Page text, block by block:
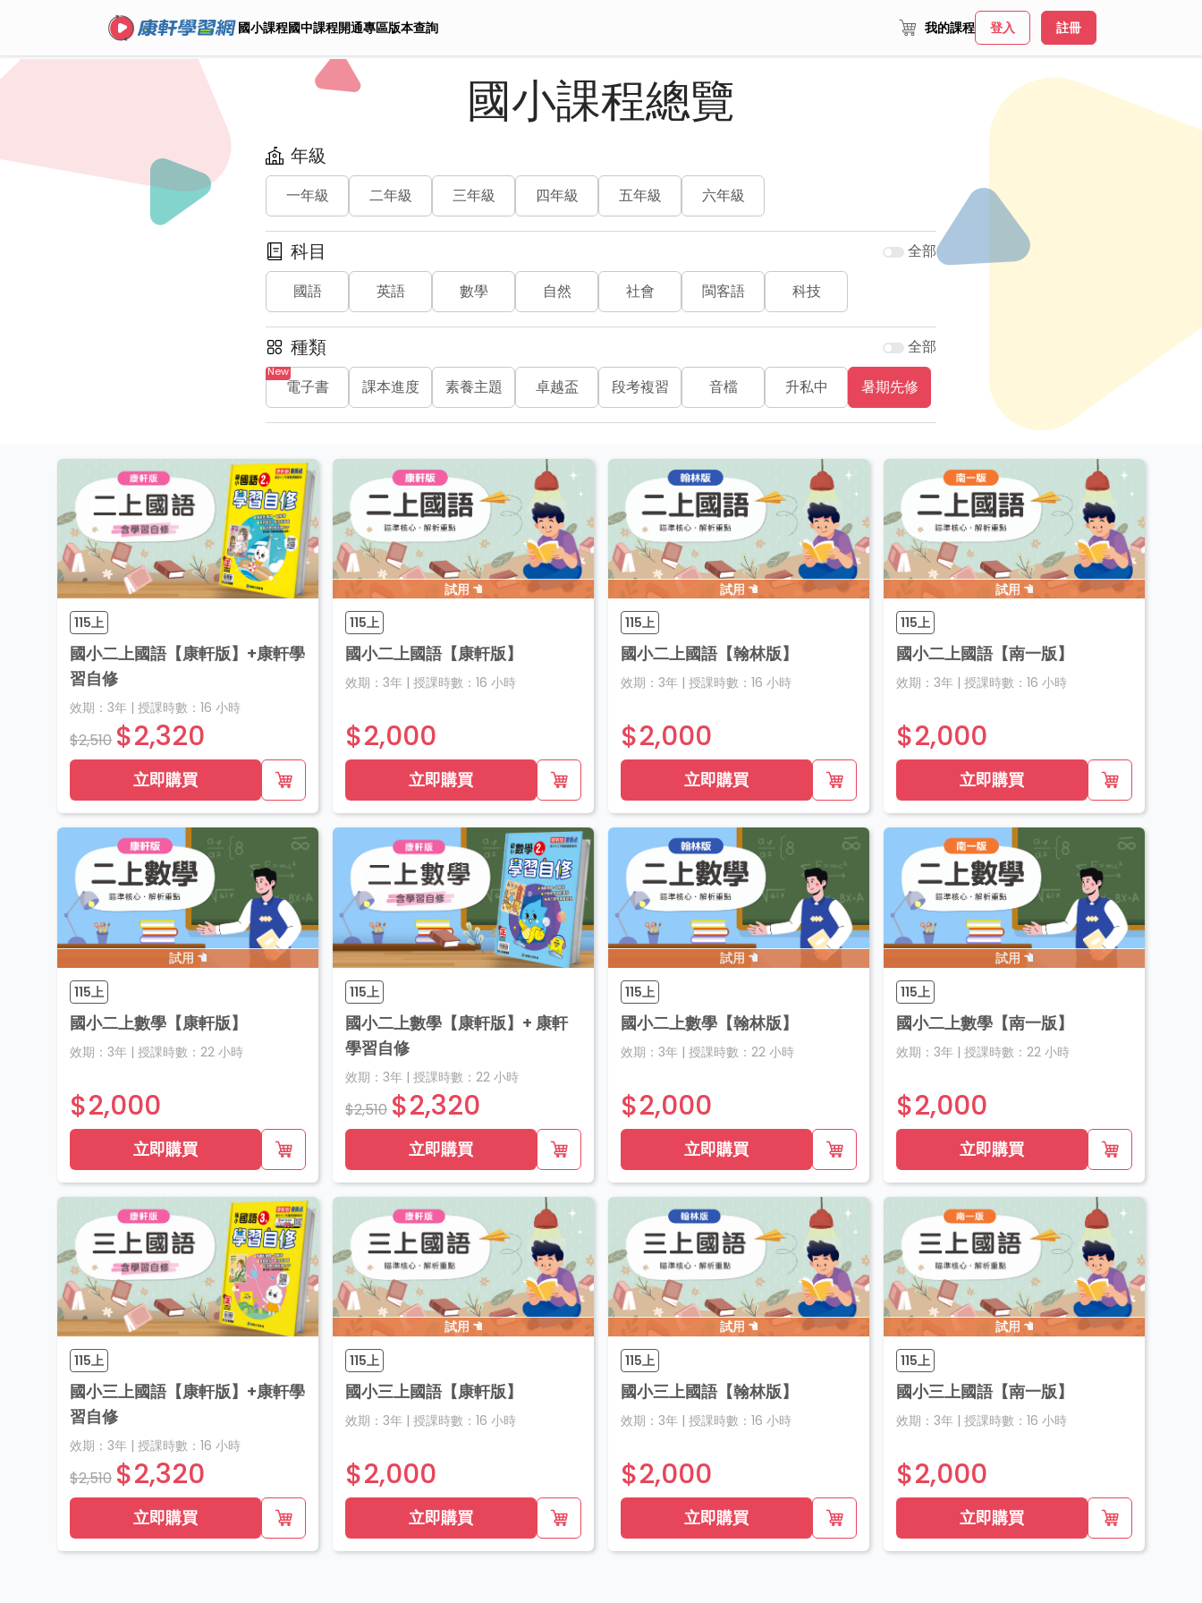
國小課程國中課程開通專區版本查詢 我的課程 登入 註冊
國小課程總覽
年級
一年級 二年級 三年級 四年級 五年級 六年級
科目
全部
國語
英語 數學 自然 社會 閩客語 科技
種類
全部
電子書
課本進度 素養主題 卓越盃 段考複習 音檔 升私中 暑期先修
115上
國小二上國語【康軒版】+康軒學
習自修
效期： 3年 | 授課時數： 16 小時
$2,510 $2,320
立即購買
試用
115上
國小二上國語【康軒版】
效期： 3年 | 授課時數： 16 小時
$2,000
立即購買
試用
115上
國小二上國語【翰林版】
效期： 3年 | 授課時數： 16 小時
$2,000
立即購買
試用
115上
國小二上國語【南一版】
效期： 3年 | 授課時數： 16 小時
$2,000
立即購買
試用
115上
國小二上數學【康軒版】
效期： 3年 | 授課時數： 22 小時
$2,000
立即購買
115上
國小二上數學【康軒版】+ 康軒
學習自修
效期： 3年 | 授課時數： 22 小時
$2,510 $2,320
立即購買
試用
115上
國小二上數學【翰林版】
效期： 3年 | 授課時數： 22 小時
$2,000
立即購買
試用
115上
國小二上數學【南一版】
效期： 3年 | 授課時數： 22 小時
$2,000
立即購買
115上
國小三上國語【康軒版】+康軒學
習自修
效期： 3年 | 授課時數： 16 小時
$2,510 $2,320
立即購買
試用
115上
國小三上國語【康軒版】
效期： 3年 | 授課時數： 16 小時
$2,000
立即購買
試用
115上
國小三上國語【翰林版】
效期： 3年 | 授課時數： 16 小時
$2,000
立即購買
試用
115上
國小三上國語【南一版】
效期： 3年 | 授課時數： 16 小時
$2,000
立即購買